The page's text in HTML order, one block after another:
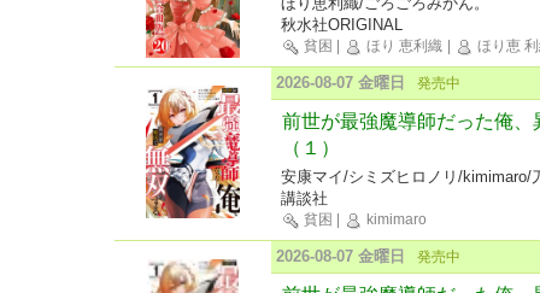
秋水社ORIGINAL
貧困 ほり 恵利織 ほり恵
2026-08-07 金曜日 発売中
前世が最強魔導師だった俺
（１）
安康マイ/シミズヒロノリ/kimimaro/
講談社
貧困 kimimaro
2026-08-07 金曜日 発売中